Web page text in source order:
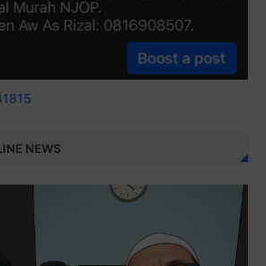
NEWS